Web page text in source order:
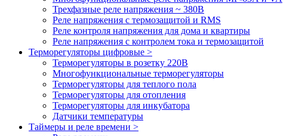
Трехфазные реле напряжения ~ 380В
Реле напряжения с термозащитой и RMS
Реле контроля напряжения для дома и квартиры
Реле напряжения с контролем тока и термозащитой
Терморегуляторы цифровые >
Терморегуляторы в розетку 220В
Многофункциональные терморегуляторы
Терморегуляторы для теплого пола
Терморегуляторы для отопления
Терморегуляторы для инкубатора
Датчики температуры
Таймеры и реле времени >